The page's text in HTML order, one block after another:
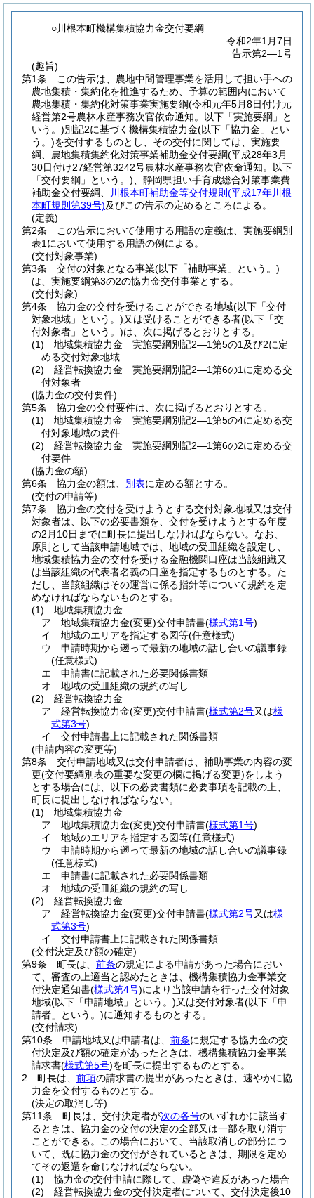
○川根本町機構集積協力金交付要綱
令和2年1月7日
告示第2―1号
(趣旨)
第1条
この告示は、農地中間管理事業を活用して担い手への
農地集積・集約化を推進するため、予算の範囲内において
農地集積・集約化対策事業実施要綱(令和元年5月8日付け元
経営第2号農林水産事務次官依命通知。以下「実施要綱」と
いう。)別記2に基づく機構集積協力金(以下「協力金」とい
う。)を交付するものとし、その交付に関しては、実施要
綱、農地集積集約化対策事業補助金交付要綱(平成28年3月
30日付け27経営第3242号農林水産事務次官依命通知。以下
「交付要綱」という。) 、静岡県担い手育成総合対策事業費
補助金交付要綱、
川根本町補助金等交付規則 (平成17年川根
本町規則第39号)及びこの告示の定めるところによる。
(定義)
第2条
この告示において使用する用語の定義は、実施要綱別
表1において使用する用語の例による。
(交付対象事業)
第3条
交付の対象となる事業(以下「補助事業」という。)
は、実施要綱第3の2の協力金交付事業とする。
(交付対象)
第4条
協力金の交付を受けることができる地域(以下「交付
対象地域」という。)又は受けることができる者(以下「交
付対象者」という。)は、次に掲げるとおりとする。
(1)
地域集積協力金 実施要綱別記2―1第5の1及び2に定
める交付対象地域
(2)
経営転換協力金 実施要綱別記2―1第6の1に定める交
付対象者
(協力金の交付要件)
第5条
協力金の交付要件は、次に掲げるとおりとする。
(1)
地域集積協力金 実施要綱別記2―1第5の4に定める交
付対象地域の要件
(2)
経営転換協力金 実施要綱別記2―1第6の2に定める交
付要件
(協力金の額)
第6条
協力金の額は、 別表に定める額とする。
(交付の申請等)
第7条
協力金の交付を受けようとする交付対象地域又は交付
対象者は、以下の必要書類を、交付を受けようとする年度
の2月10日までに町長に提出しなければならない。 なお、
原則として当該申請地域では、地域の受皿組織を設定し、
地域集積協力金の交付を受ける金融機関口座は当該組織又
は当該組織の代表者名義の口座を指定するものとする。 た
だし、当該組織はその運営に係る指針等について規約を定
めなければならないものとする。
(1)
地域集積協力金
ア
地域集積協力金(変更)交付申請書(様式第1号)
イ
地域のエリアを指定する図等(任意様式)
ウ
申請時期から遡って最新の地域の話し合いの議事録
(任意様式)
エ
申請書に記載された必要関係書類
オ
地域の受皿組織の規約の写し
(2)
経営転換協力金
ア
経営転換協力金(変更)交付申請書(様式第2号又は様
式第3号)
イ
交付申請書上に記載された関係書類
(申請内容の変更等)
第8条
交付申請地域又は交付申請者は、補助事業の内容の変
更(交付要綱別表の重要な変更の欄に掲げる変更)をしよう
とする場合には、以下の必要書類に必要事項を記載の上、
町長に提出しなければならない。
(1)
地域集積協力金
ア
地域集積協力金(変更)交付申請書(様式第1号)
イ
地域のエリアを指定する図等(任意様式)
ウ
申請時期から遡って最新の地域の話し合いの議事録
(任意様式)
エ
申請書に記載された必要関係書類
オ
地域の受皿組織の規約の写し
(2)
経営転換協力金
ア
経営転換協力金(変更)交付申請書(様式第2号又は様
式第3号)
イ
交付申請書上に記載された関係書類
(交付決定及び額の確定)
第9条
町長は、 前条の規定による申請があった場合におい
て、審査の上適当と認めたときは、機構集積協力金事業交
付決定通知書(様式第4号)により当該申請を行った交付対象
地域(以下「申請地域」という。)又は交付対象者(以下「申
請者」という。)に通知するものとする。
(交付請求)
第10条
申請地域又は申請者は、 前条に規定する協力金の交
付決定及び額の確定があったときは、機構集積協力金事業
請求書(様式第5号)を町長に提出するものとする。
2
町長は、 前項の請求書の提出があったときは、速やかに協
力金を交付するものとする。
(決定の取消し等)
第11条
町長は、交付決定者が次の各号のいずれかに該当す
るときは、協力金の交付の決定の全部又は一部を取り消す
ことができる。
この場合において、当該取消しの部分につ
いて、既に協力金の交付がされているときは、期限を定め
てその返還を命じなければならない。
(1)
協力金の交付申請に際して、虚偽や違反があった場合
(2)
経営転換協力金の交付決定者について、交付決定後10